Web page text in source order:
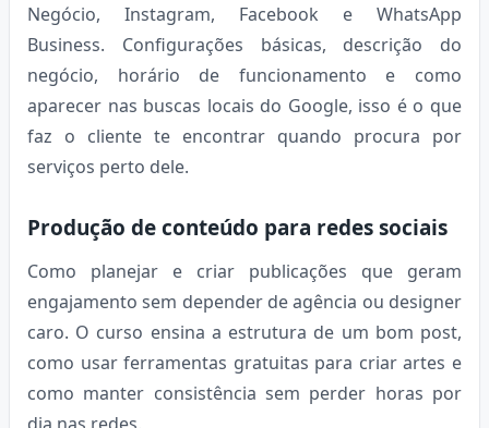
Negócio, Instagram, Facebook e WhatsApp
Business. Configurações básicas, descrição do
negócio, horário de funcionamento e como
aparecer nas buscas locais do Google, isso é o que
faz o cliente te encontrar quando procura por
serviços perto dele.
Produção de conteúdo para redes sociais
Como planejar e criar publicações que geram
engajamento sem depender de agência ou designer
caro. O curso ensina a estrutura de um bom post,
como usar ferramentas gratuitas para criar artes e
como manter consistência sem perder horas por
dia nas redes.